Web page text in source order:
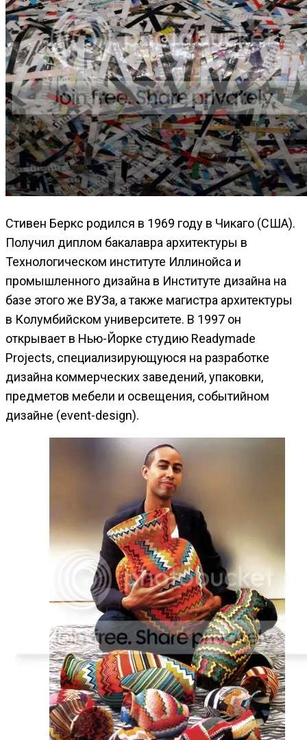
Стивен Беркс родился в 1969 году в Чикаго (США).
Получил диплом бакалавра архитектуры в
Технологическом институте Иллинойса и
промышленного дизайна в Институте дизайна на
базе этого же ВУЗа, а также магистра архитектуры
в Колумбийском университете. В 1997 он
открывает в Нью-Йорке студию Readymade
Projects, специализирующуюся на разработке
дизайна коммерческих заведений, упаковки,
предметов мебели и освещения, событийном
дизайне (event-design).